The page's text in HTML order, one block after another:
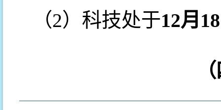
（2）科技处于12月